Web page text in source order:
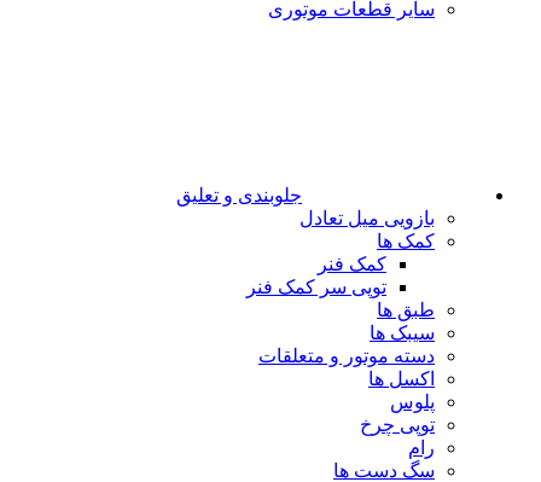
سایر قطعات موتوری
جلوبندی و تعلیق
بازویی میل تعادل
کمک ها
کمک فنر
توپی سر کمک فنر
طبق ها
سیبک ها
دسته موتور و متعلقات
اکسل ها
پلوس
توپی چرخ
رام
سگ دست ها